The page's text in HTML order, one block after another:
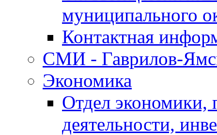
муниципального
Контактная
СМИ - Гаврилов-
Экономика
Отдел экономики,
деятельности,